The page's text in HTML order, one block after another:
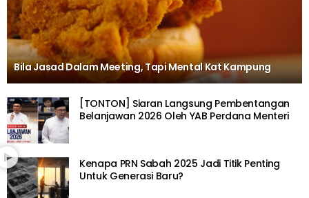
Bila Jasad Dalam Meeting, Tapi Mental Kat Kampung
[TONTON] Siaran Langsung Pembentangan
Belanjawan 2026 Oleh YAB Perdana Menteri
Kenapa PRN Sabah 2025 Jadi Titik Penting
Untuk Generasi Baru?